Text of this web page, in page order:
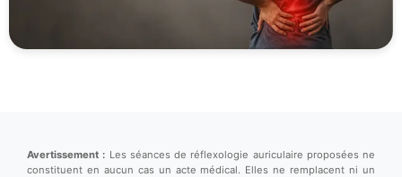
Avertissement : Les séances de réflexologie auriculaire proposées ne
constituent en aucun cas un acte médical. Elles ne remplacent ni un